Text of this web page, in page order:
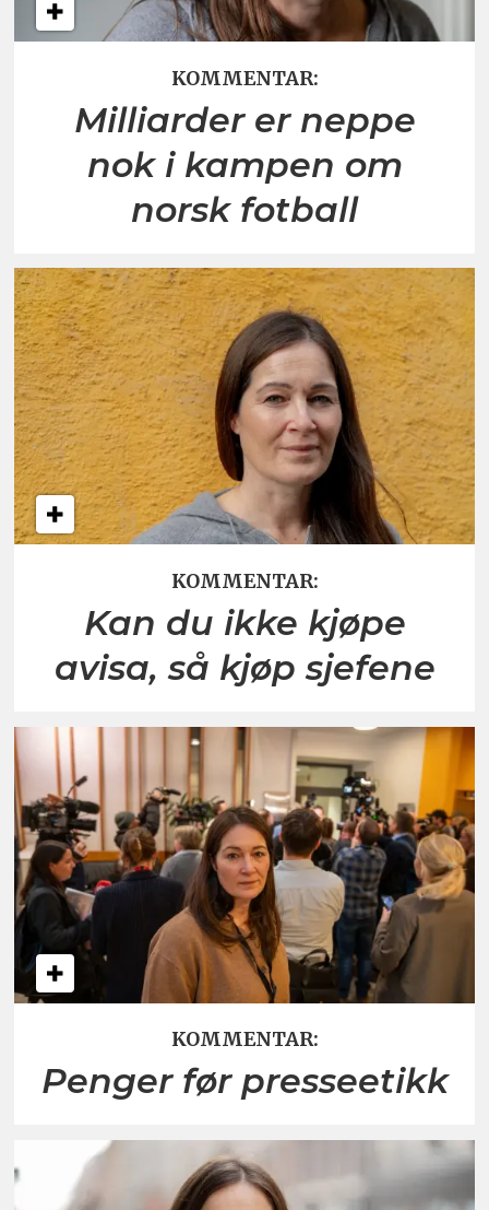
KOMMENTAR:
Milliarder er neppe
nok i kampen om
norsk fotball
KOMMENTAR:
Kan du ikke kjøpe
avisa, så kjøp sjefene
KOMMENTAR:
Penger før presseetikk